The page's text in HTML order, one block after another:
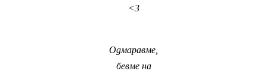
<3
Одмаравме,
бевме на